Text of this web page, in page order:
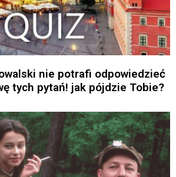
nie potrafi odpowiedzieć
tych pytań! jak pójdzie Tobie?